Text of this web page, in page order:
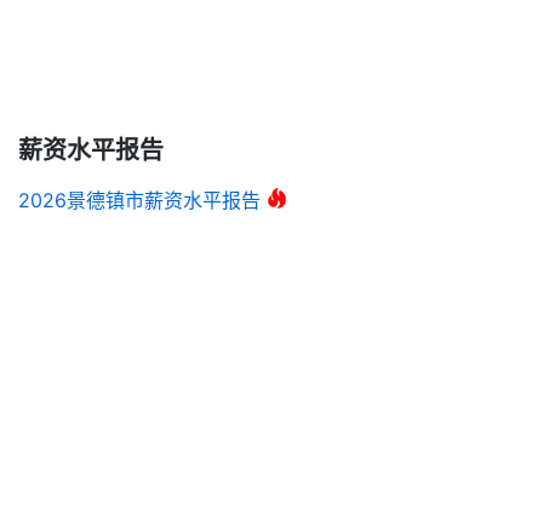
薪资水平报告
2026景德镇市薪资水平报告